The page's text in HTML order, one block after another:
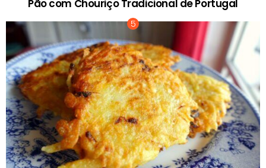
Pão com Chouriço Tradicional de Portugal